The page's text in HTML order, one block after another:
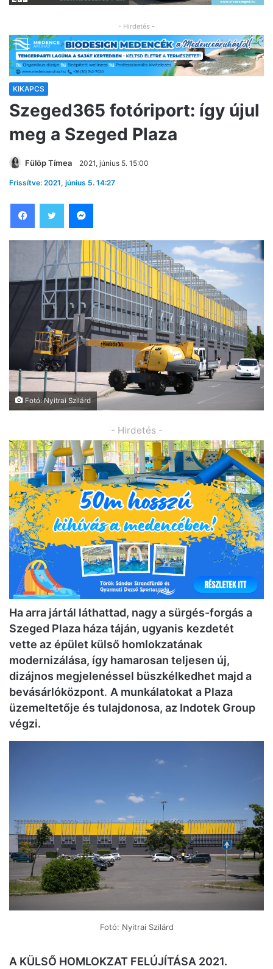
- Hirdetés -
KIKAPCS
Szeged365 fotóriport: így újul
meg a Szeged Plaza
Fülöp Tímea 2021, június 5. 15:00
Frissítve: 2021, június 5. 14:27
Fotó: Nyitrai Szilárd
- Hirdetés -
Ha arra jártál láthattad, nagy a sürgés-forgás a
Szeged Plaza háza táján, ugyanis kezdetét
vette az épület külső homlokzatának
modernizálása, így hamarosan teljesen új,
dizájnos megjelenéssel büszkélkedhet majd a
bevásárlóközpont. A munkálatokat a Plaza
üzemeltetője és tulajdonosa, az Indotek Group
végzi.
Fotó: Nyitrai Szilárd
A KÜLSŐ HOMLOKZAT FELÚJÍTÁSA 2021.